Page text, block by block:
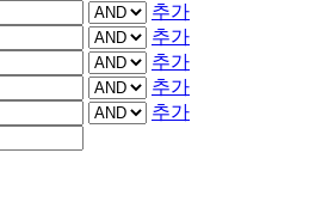
추가
추가
추가
추가
추가